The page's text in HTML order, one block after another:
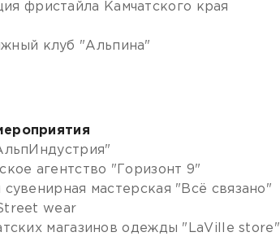
фристайла Камчатского края
клуб "Альпина"
агентство "Горизонт 9"
мастерская "Всё связано"
wear
магазинов одежды "LaVille store"